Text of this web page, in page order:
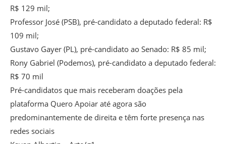
R$ 129 mil;
Professor José (PSB), pré-candidato a deputado federal: R$
109 mil;
Gustavo Gayer (PL), pré-candidato ao Senado: R$ 85 mil;
Rony Gabriel (Podemos), pré-candidato a deputado federal:
R$ 70 mil
Pré-candidatos que mais receberam doações pela
plataforma Quero Apoiar até agora são
predominantemente de direita e têm forte presença nas
redes sociais